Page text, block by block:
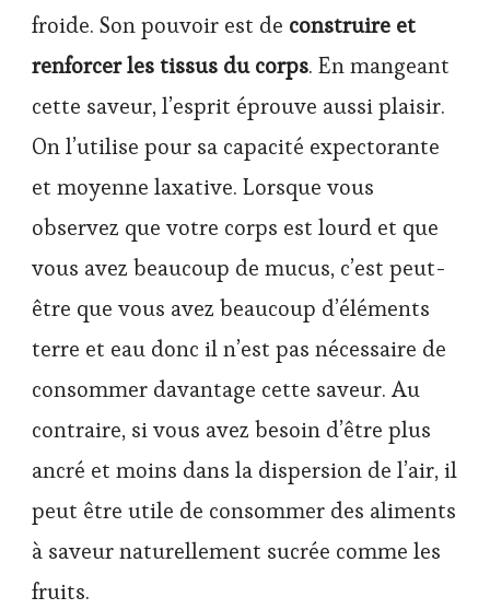
froide. Son pouvoir est de construire et
renforcer les tissus du corps. En mangeant
cette saveur, l’esprit éprouve aussi plaisir.
On l’utilise pour sa capacité expectorante
et moyenne laxative. Lorsque vous
observez que votre corps est lourd et que
vous avez beaucoup de mucus, c’est peut-
être que vous avez beaucoup d’éléments
terre et eau donc il n’est pas nécessaire de
consommer davantage cette saveur. Au
contraire, si vous avez besoin d’être plus
ancré et moins dans la dispersion de l’air, il
peut être utile de consommer des aliments
à saveur naturellement sucrée comme les
fruits.